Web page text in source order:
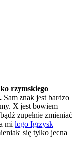
rzymskiego
Sam znak jest bardzo
X jest bowiem
zupełnie zmieniać
mi logo Igrzysk
się tylko jedna